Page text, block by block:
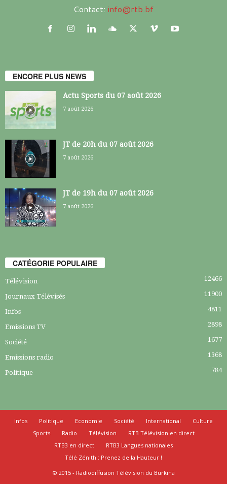
Contact: info@rtb.bf
ENCORE PLUS NEWS
Actu Sports du 07 août 2026
7 août 2026
JT de 20h du 07 août 2026
7 août 2026
JT de 19h du 07 août 2026
7 août 2026
CATÉGORIE POPULAIRE
Télévision 12466
Journaux Télévisés 11900
Infos 4811
Emissions TV 2898
Société 1677
Emissions radio 1368
Politique 784
Infos Politique Economie Société International
Culture
Sports
Radio Télévision
RTB Télévision en direct
RTB3 en direct
RTB3 Langues nationales
Télé Zénith : Prenez de la Hauteur !
© 2015 - Radiodiffusion Télévision du Burkina